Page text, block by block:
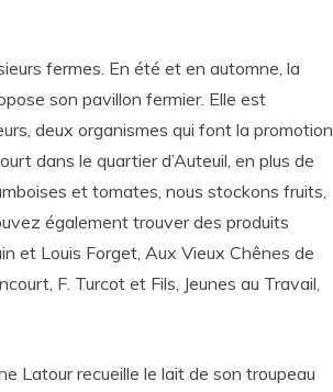
fermes. En été et en automne, la
son pavillon fermier. Elle est
deux organismes qui font la promotion
dans le quartier d’Auteuil, en plus de
et tomates, nous stockons fruits,
également trouver des produits
et Louis Forget, Aux Vieux Chênes de
F. Turcot et Fils, Jeunes au Travail,
Latour recueille le lait de son troupeau